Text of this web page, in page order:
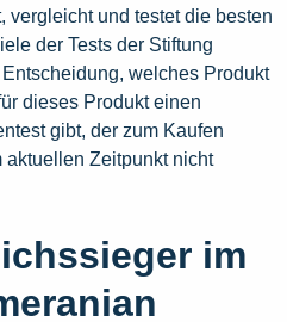
vergleicht und testet die besten
der Tests der Stiftung
welches Produkt
dieses Produkt einen
gibt, der zum Kaufen
aktuellen Zeitpunkt nicht
im